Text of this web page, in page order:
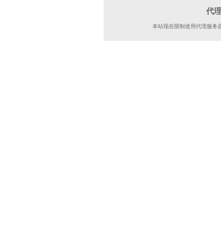
代
本站现在限制使用代理服务